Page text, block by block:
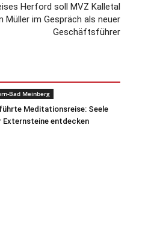
Herford soll MVZ Kalletal
Müller im Gespräch als neuer
Geschäftsführer
Bad Meinberg
Meditationsreise: Seele
Externsteine entdecken